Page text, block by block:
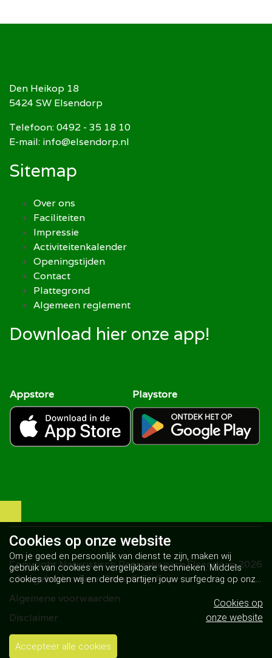
Den Heikop 18
5424 SW Elsendorp
Telefoon: 0492 - 35 18 10
E-mail: info@elsendorp.nl
Sitemap
Over ons
Faciliteiten
Impressie
Activiteitenkalender
Openingstijden
Contact
Plattegrond
Algemeen reglement
Download hier onze app!
Appstore Playstore
Copyright Naturistisch Recreatiepark Elsendorp 2026
- Aangeboden doorGreat Stay App
Algemene voorwaarden
Disclaimer
Privacybeleid
Cookies op onze website
Om je goed en persoonlijk van dienst te zijn, maken wij
gebruik van cookies en vergelijkbare technieken. Middels
cookies volgen wij en derde partijen jouw surfgedrag op onze
en dit maakt het voor jou mogelijk om informatie te delen via
social media.
Cookies op
onze website
Accepteer alle cookies